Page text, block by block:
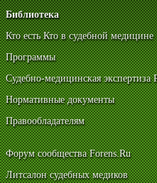
Библиотека
Кто есть Кто в судебной медицине
Программы
Судебно-медицинская экспертиза
Нормативные документы
Правообладателям
Форум сообщества Forens.Ru
Литсалон судебных медиков